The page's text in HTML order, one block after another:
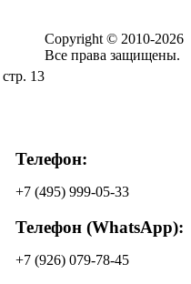
Copyright © 2010-2026
Все права защищены.
13
Телефон:
+7 (495) 999-05-33
Телефон (WhatsApp):
+7 (926) 079-78-45